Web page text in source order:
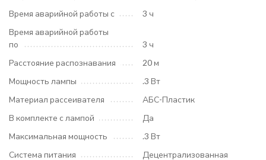
Время аварийной работы с
3 ч
Время аварийной работы
по
3 ч
Расстояние распознавания
20 м
Мощность лампы
.3 Вт
Материал рассеивателя
АБС-Пластик
В комплекте с лампой
Да
Максимальная мощность
.3 Вт
Система питания
Децентрализованная